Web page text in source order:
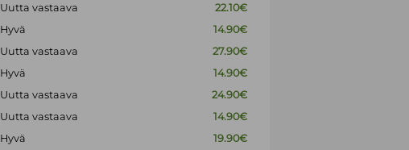
Uutta vastaava
22.10€
Hyvä
14.90€
Uutta vastaava
27.90€
Hyvä
14.90€
Uutta vastaava
24.90€
Uutta vastaava
14.90€
Hyvä
19.90€